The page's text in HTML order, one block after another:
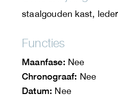
staalgouden kast,
Functies
Maanfase: Nee
Chronograaf: Nee
Datum: Nee